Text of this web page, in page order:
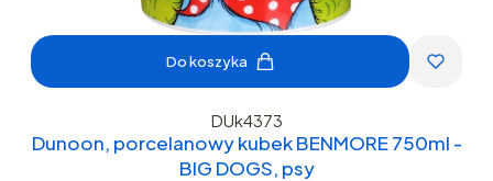
Do koszyka
DUk4373
Dunoon, porcelanowy kubek BENMORE 750ml -
BIG DOGS, psy